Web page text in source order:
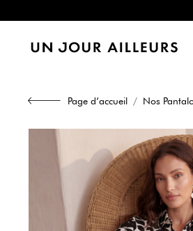
Page d’accueil Nos